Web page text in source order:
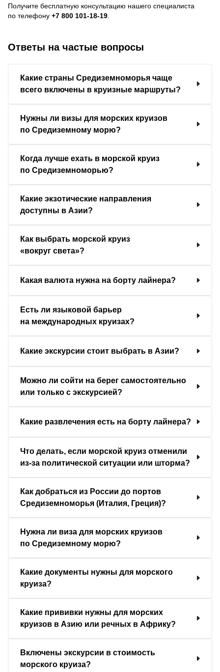
Получите бесплатную консультацию нашего специалиста
по телефону +7 800 101-18-19
Ответы на частые вопросы
Какие страны Средиземноморья чаще
всего включены в круизные маршруты?
Нужны ли визы для морских круизов
по Средиземному морю?
Когда лучше ехать в морской круиз
по Средиземноморью?
Какие экзотические направления
доступны в Азии?
Как выбрать морской круиз
«вокруг света»?
Какая валюта нужна на борту лайнера?
Есть ли языковой барьер
на международных круизах?
Какие экскурсии стоит выбрать в Азии?
Можно ли сойти на берег самостоятельно
или только с экскурсией?
Какие развлечения есть на борту лайнера?
Что делать, если морской круиз отменили
из-за политической ситуации или шторма?
Как добраться из России до портов
Средиземноморья (Италия, Греция)?
Нужна ли виза для морских круизов
по Средиземному морю?
Какие документы нужны для морского
круиза?
Какие прививки нужны для морских
круизов в Азию или речных в Африку?
Включены экскурсии в стоимость
морского круиза?